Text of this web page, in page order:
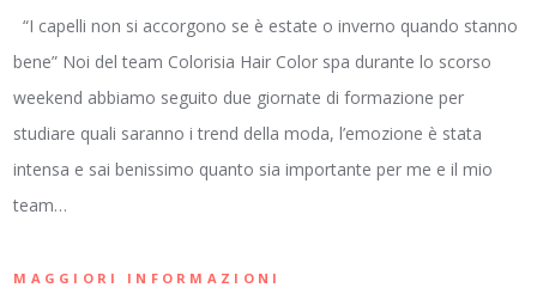
“I capelli non si accorgono se è estate o inverno quando stanno
bene” Noi del team Colorisia Hair Color spa durante lo scorso
weekend abbiamo seguito due giornate di formazione per
studiare quali saranno i trend della moda, l’emozione è stata
intensa e sai benissimo quanto sia importante per me e il mio
team…
MAGGIORI INFORMAZIONI